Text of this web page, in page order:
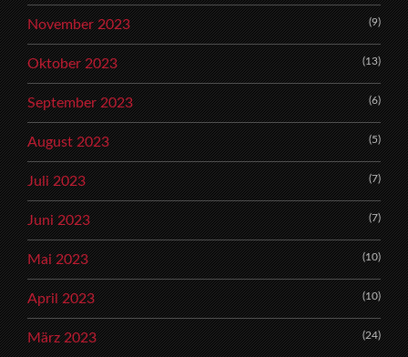
November 2023 (9)
Oktober 2023 (13)
September 2023 (6)
August 2023 (5)
Juli 2023 (7)
Juni 2023 (7)
Mai 2023 (10)
April 2023 (10)
März 2023 (24)